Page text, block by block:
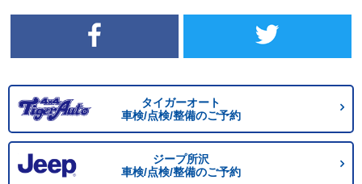
タイガーオート
車検/点検/整備のご予約
ジープ所沢
車検/点検/整備のご予約